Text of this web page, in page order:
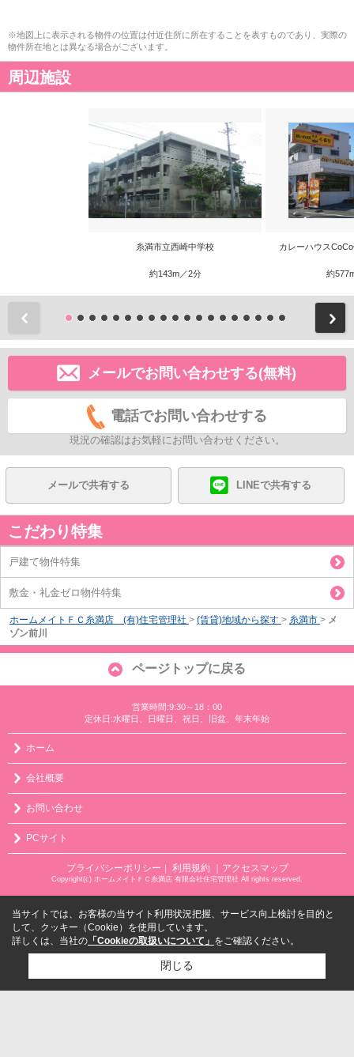
※地図上に表示される物件の位置は付近住所に所在することを表すものであり、実際の
物件所在地とは異なる場合がございます。
周辺施設
糸満市立西崎中学校
約143m／2分
カレーハウス
約
メールでお問い合わせする(無料)
電話でお問い合わせする
現況の確認はお気軽にお問い合わせください。
メールで共有する LINEで共有する
こだわり特集
戸建て物件特集
敷金・礼金ゼロ物件特集
ホームメイトＦＣ糸満店 (有)住宅管理社 > (賃貸)地域から探す > 糸満市 > メ
ゾン前川
ページトップに戻る
営業時間:9:30～18：00
定休日:水曜日、日曜日、祝日、旧盆、年末年始
ホーム
会社概要
お問い合わせ
PCサイト
プライバシーポリシー 利用規約 ｜アクセスマップ
Copyright(c) ホームメイトＦＣ糸満店 有限会社住宅管理社 All rights reserved.
当サイトでは、お客様の当サイト利用状況把握、サービス向上検討を目的と
して、クッキー（Cookie）を使用しています。
詳しくは、当社の 「Cookieの取扱いについて」 をご確認ください。
閉じる